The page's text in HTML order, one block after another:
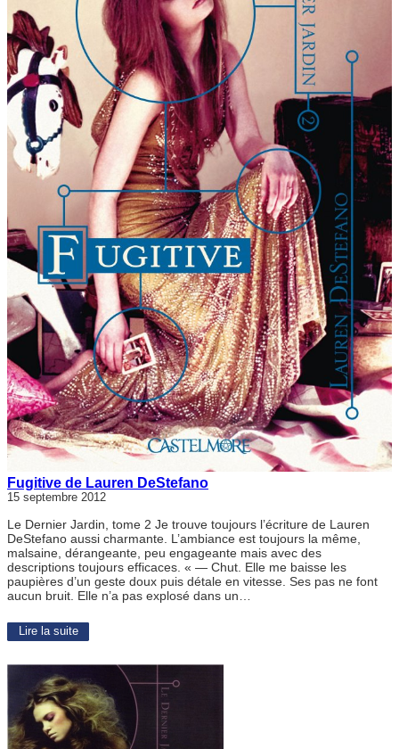
Fugitive de Lauren DeStefano
15 septembre 2012
Le Dernier Jardin, tome 2 Je trouve toujours l’écriture de Lauren
DeStefano aussi charmante. L’ambiance est toujours la même,
malsaine, dérangeante, peu engageante mais avec des
descriptions toujours efficaces. « — Chut. Elle me baisse les
paupières d’un geste doux puis détale en vitesse. Ses pas ne font
aucun bruit. Elle n’a pas explosé dans un…
Lire la suite